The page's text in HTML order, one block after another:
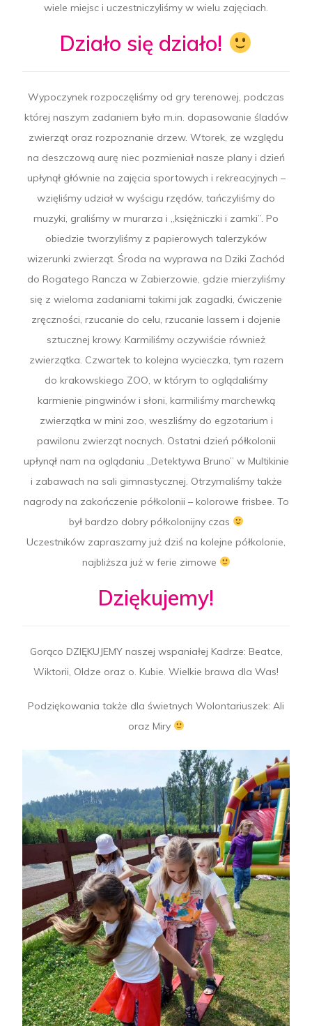
wiele miejsc i uczestniczyliśmy w wielu zajęciach.
Działo się działo!
Wypoczynek rozpoczęliśmy od gry terenowej, podczas
której naszym zadaniem było m.in. dopasowanie śladów
zwierząt oraz rozpoznanie drzew. Wtorek, ze względu
na deszczową aurę niec pozmieniał nasze plany i dzień
upłynął głównie na zajęcia sportowych i rekreacyjnych –
wzięliśmy udział w wyścigu rzędów, tańczyliśmy do
muzyki, graliśmy w murarza i „księżniczki i zamki”. Po
obiedzie tworzyliśmy z papierowych talerzyków
wizerunki zwierząt. Środa na wyprawa na Dziki Zachód
do Rogatego Rancza w Zabierzowie, gdzie mierzyliśmy
się z wieloma zadaniami takimi jak zagadki, ćwiczenie
zręczności, rzucanie do celu, rzucanie lassem i dojenie
sztucznej krowy. Karmiliśmy oczywiście również
zwierzątka. Czwartek to kolejna wycieczka, tym razem
do krakowskiego ZOO, w którym to oglądaliśmy
karmienie pingwinów i słoni, karmiliśmy marchewką
zwierzątka w mini zoo, weszliśmy do egzotarium i
pawilonu zwierząt nocnych. Ostatni dzień półkolonii
upłynął nam na oglądaniu „Detektywa Bruno” w Multikinie
i zabawach na sali gimnastycznej. Otrzymaliśmy także
nagrody na zakończenie półkolonii – kolorowe frisbee. To
był bardzo dobry półkolonijny czas
Uczestników zapraszamy już dziś na kolejne półkolonie,
najbliższa już w ferie zimowe
Dziękujemy!
Gorąco DZIĘKUJEMY naszej wspaniałej Kadrze: Beatce,
Wiktorii, Oldze oraz o. Kubie. Wielkie brawa dla Was!
Podziękowania także dla świetnych Wolontariuszek: Ali
oraz Miry